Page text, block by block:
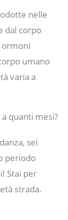
nelle
dal corpo
ormoni
umano
varia a
quanti mesi?
sei
periodo
Stai per
strada.